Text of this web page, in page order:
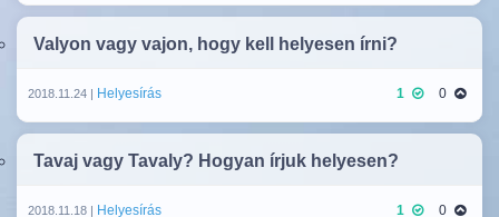
Valyon vagy vajon, hogy kell helyesen írni?
2018.11.24 | Helyesírás 1 0
Tavaj vagy Tavaly? Hogyan írjuk helyesen?
2018.11.18 | Helyesírás 1 0